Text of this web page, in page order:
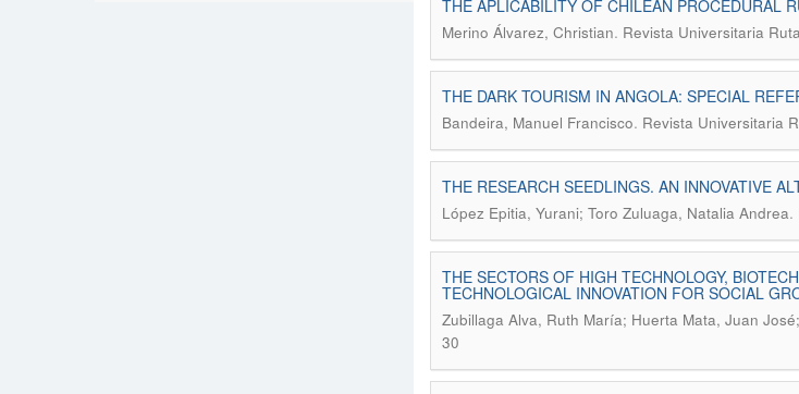
THE APLICABILITY OF CHILEAN PROCEDURAL
Merino Álvarez, Christian. Revista Universitaria
THE DARK TOURISM IN ANGOLA: SPECIAL
Bandeira, Manuel Francisco. Revista Universitaria
THE RESEARCH SEEDLINGS. AN INNOVATIVE
López Epitia, Yurani; Toro Zuluaga, Natalia Andrea.
THE SECTORS OF HIGH TECHNOLOGY,
TECHNOLOGICAL INNOVATION FOR SOCIAL
Zubillaga Alva, Ruth María; Huerta Mata, Juan
30